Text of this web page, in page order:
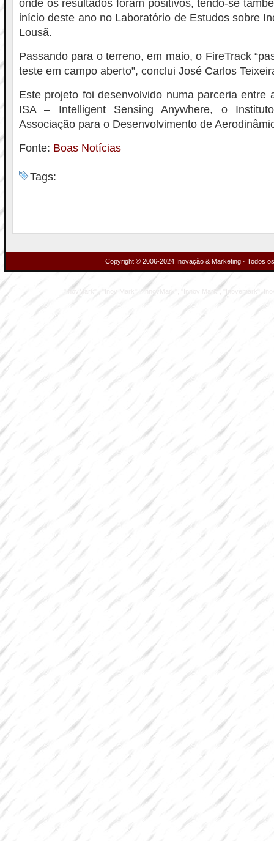
onde os resultados foram positivos, tendo-se
início deste ano no Laboratório de Estudos sobre
Lousã.
Passando para o terreno, em maio, o FireTrack
teste em campo aberto”, conclui José Carlos
Este projeto foi desenvolvido numa parceria entre
ISA – Intelligent Sensing Anywhere, o
Associação para o Desenvolvimento de
Fonte: Boas Notícias
Tags:
Copyright © 2006-2024 Inovação & Marketing · Todos
"InovMark" , "Inov Mark", "InnovMark", "Innov Mark", "Inovemark",